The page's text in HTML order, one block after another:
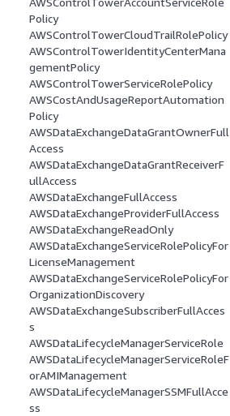
Policy
AWSControlTowerCloudTrailRolePolicy
AWSControlTowerIdentityCenterMana
gementPolicy
AWSControlTowerServiceRolePolicy
AWSCostAndUsageReportAutomation
Policy
AWSDataExchangeDataGrantOwnerFull
Access
AWSDataExchangeDataGrantReceiverF
ullAccess
AWSDataExchangeFullAccess
AWSDataExchangeProviderFullAccess
AWSDataExchangeReadOnly
AWSDataExchangeServiceRolePolicyFor
LicenseManagement
AWSDataExchangeServiceRolePolicyFor
OrganizationDiscovery
AWSDataExchangeSubscriberFullAcces
s
AWSDataLifecycleManagerServiceRole
AWSDataLifecycleManagerServiceRoleF
orAMIManagement
AWSDataLifecycleManagerSSMFullAcce
ss